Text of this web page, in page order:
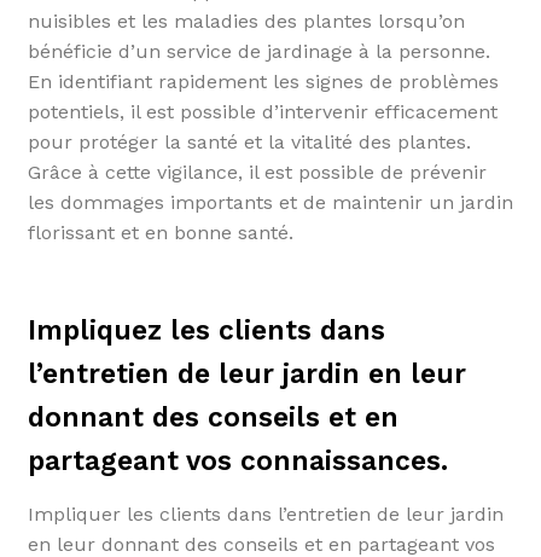
nuisibles et les maladies des plantes lorsqu’on
bénéficie d’un service de jardinage à la personne.
En identifiant rapidement les signes de problèmes
potentiels, il est possible d’intervenir efficacement
pour protéger la santé et la vitalité des plantes.
Grâce à cette vigilance, il est possible de prévenir
les dommages importants et de maintenir un jardin
florissant et en bonne santé.
Impliquez les clients dans
l’entretien de leur jardin en leur
donnant des conseils et en
partageant vos connaissances.
Impliquer les clients dans l’entretien de leur jardin
en leur donnant des conseils et en partageant vos